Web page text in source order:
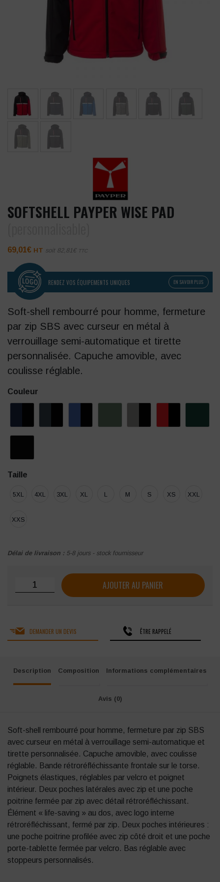
SOFTSHELL PAYPER WISE PAD
69,01€ HT soit 82,81 € TTC
RENDEZ VOS ÉQUIPEMENTS UNIQUES EN SAVOIR PLUS
Soft-shell rembourré pour homme, fermeture
par zip SBS avec curseur en métal à
verrouillage semi-automatique et tirette
personnalisée. Capuche amovible, avec
coulisse réglable.
Couleur
Taille
5XL 4XL 3XL XL L M S XS XXL
XXS
Délai de livraison : 5-8 jours - stock fournisseur
quantité de SOFTSHELL PAYPER WISE PAD
AJOUTER AU PANIER
DEMANDER UN DEVIS ÊTRE RAPPELÉ
Description Composition Informations complémentaires
Avis (0)
Soft-shell rembourré pour homme, fermeture par zip SBS
avec curseur en métal à verrouillage semi-automatique et
tirette personnalisée. Capuche amovible, avec coulisse
réglable. Bande rétroréfléchissante frontale sur le torse.
Poignets élastiques, réglables par velcro et poignet
intérieur. Deux poches latérales avec zip et une poche
poitrine fermée par zip avec détail rétroréfléchissant.
Élément « life-saving » au dos, avec logo interne
rétroréfléchissant, fermé par zip. Deux poches intérieures :
une poche poitrine profilée avec zip côté droit et une poche
porte-tablette fermée par velcro. Bas réglable avec
stoppeurs personnalisés.